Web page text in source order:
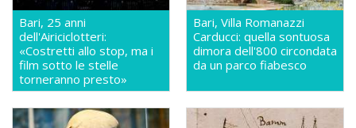
Bari, 25 anni
dell'Airiciclotteri:
«Costretti allo stop, ma i
film sotto le stelle
torneranno presto»
Bari, Villa Romanazzi
Carducci: quella sontuosa
dimora dell'800 circondata
da un parco fiabesco